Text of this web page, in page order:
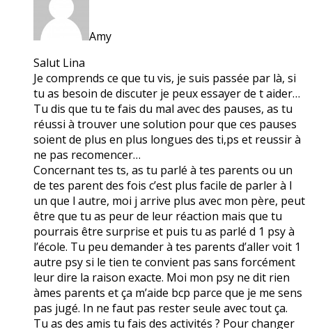
Amy
Salut Lina
Je comprends ce que tu vis, je suis passée par là, si
tu as besoin de discuter je peux essayer de t aider…
Tu dis que tu te fais du mal avec des pauses, as tu
réussi à trouver une solution pour que ces pauses
soient de plus en plus longues des ti,ps et reussir à
ne pas recomencer…
Concernant tes ts, as tu parlé à tes parents ou un
de tes parent des fois c’est plus facile de parler à l
un que l autre, moi j arrive plus avec mon père, peut
être que tu as peur de leur réaction mais que tu
pourrais être surprise et puis tu as parlé d 1 psy à
l’école. Tu peu demander à tes parents d’aller voit 1
autre psy si le tien te convient pas sans forcément
leur dire la raison exacte. Moi mon psy ne dit rien
àmes parents et ça m’aide bcp parce que je me sens
pas jugé. In ne faut pas rester seule avec tout ça.
Tu as des amis tu fais des activités ? Pour changer